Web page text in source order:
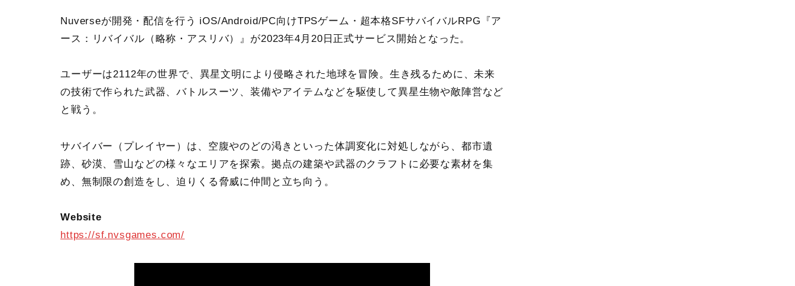
Nuverseが開発・配信を行う iOS/Android/PC向けTPSゲーム・超本格SFサバイバルRPG『ア
ース：リバイバル（略称・アスリバ）』が2023年4月20日正式サービス開始となった。
ユーザーは2112年の世界で、異星文明により侵略された地球を冒険。生き残るために、未来
の技術で作られた武器、バトルスーツ、装備やアイテムなどを駆使して異星生物や敵陣営など
と戦う。
サバイバー（プレイヤー）は、空腹やのどの渇きといった体調変化に対処しながら、都市遺
跡、砂漠、雪山などの様々なエリアを探索。拠点の建築や武器のクラフトに必要な素材を集
め、無制限の創造をし、迫りくる脅威に仲間と立ち向う。
Website
https://sf.nvsgames.com/